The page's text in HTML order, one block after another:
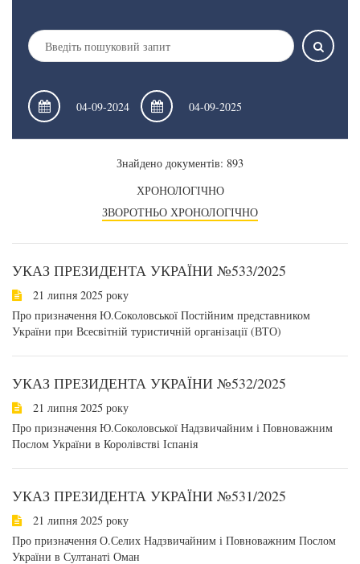
Знайдено документів: 893
ХРОНОЛОГІЧНО
ЗВОРОТНЬО ХРОНОЛОГІЧНО
УКАЗ ПРЕЗИДЕНТА УКРАЇНИ №533/2025
21 липня 2025 року
Про призначення Ю.Соколовської Постійним представником
України при Всесвітній туристичній організації (ВТО)
УКАЗ ПРЕЗИДЕНТА УКРАЇНИ №532/2025
21 липня 2025 року
Про призначення Ю.Соколовської Надзвичайним і Повноважним
Послом України в Королівстві Іспанія
УКАЗ ПРЕЗИДЕНТА УКРАЇНИ №531/2025
21 липня 2025 року
Про призначення О.Селих Надзвичайним і Повноважним Послом
України в Султанаті Оман